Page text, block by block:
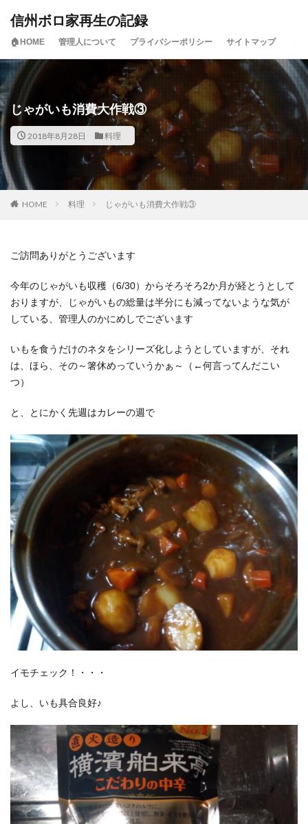
信州ボロ家再生の記録
🏠HOME 管理人について プライバシーポリシー サイトマップ
じゃがいも消費大作戦③
2018年8月28日 料理
HOME 料理 じゃがいも消費大作戦③
ご訪問ありがとうございます
今年のじゃがいも収穫（6/30）からそろそろ2か月が経とうとして
おりますが、じゃがいもの総量は半分にも減ってないような気が
している、管理人のかにめしでございます
いもを食うだけのネタをシリーズ化しようとしていますが、それ
は、ほら、その～箸休めっていうかぁ～（←何言ってんだこい
つ）
と、とにかく先週はカレーの週で
イモチェック！・・・
よし、いも具合良好♪